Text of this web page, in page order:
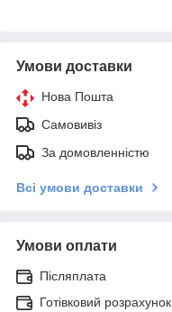
Умови доставки
Нова Пошта
Самовивіз
За домовленністю
Всі умови доставки
Умови оплати
Післяплата
Готівковий розрахунок